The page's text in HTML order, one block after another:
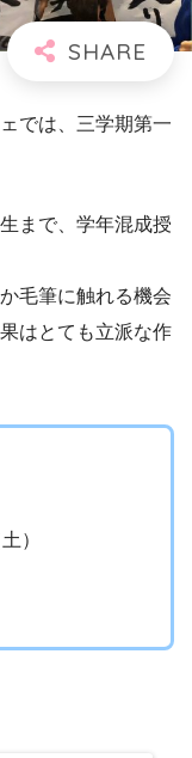
では、三学期第一
まで、学年混成授
毛筆に触れる機会
はとても立派な作
）